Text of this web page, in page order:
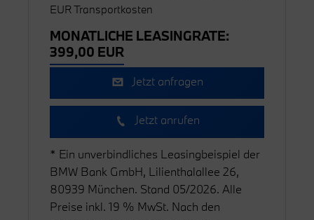
EUR Transportkosten
MONATLICHE LEASINGRATE:
399,00 EUR
Jetzt anfragen
Jetzt anrufen
* Ein unverbindliches Leasingbeispiel der
BMW Bank GmbH, Lilienthalallee 26,
80939 München. Stand 05/2026. Alle
Preise inkl. 19 % MwSt. Nach den